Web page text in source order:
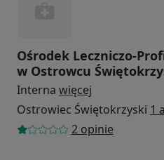
Ośrodek Leczniczo-
w Ostrowcu
Interna więcej
Ostrowiec Świętokrzyski 1
2 opinie